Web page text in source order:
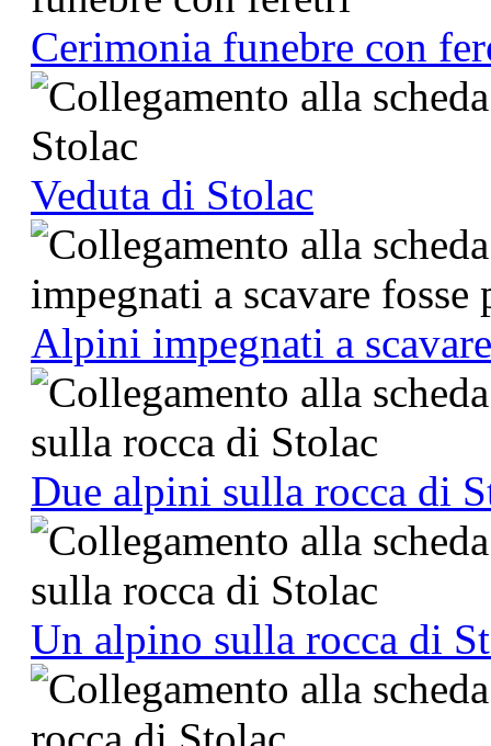
Cerimonia funebre con
Veduta di Stolac
Alpini impegnati a
Due alpini sulla rocca di
Un alpino sulla rocca di